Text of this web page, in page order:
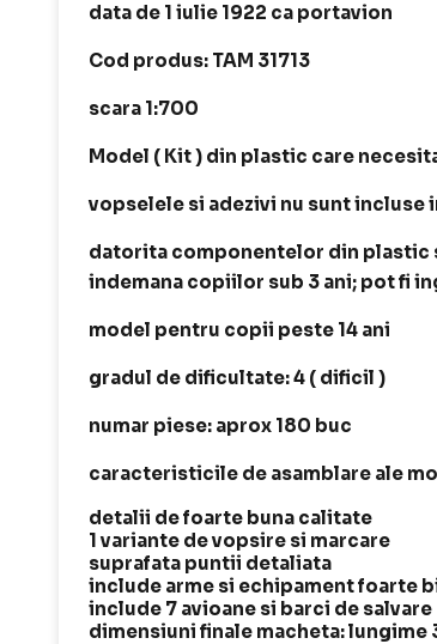
data de 1 iulie 1922 ca portavion
Cod produs: TAM 31713
scara 1:700
Model ( Kit ) din plastic care
vopselele si adezivi nu sunt incluse
datorita componentelor din plastic
indemana copiilor sub 3 ani; pot fi
model pentru copii peste 14 ani
gradul de dificultate: 4 ( dificil )
numar piese: aprox 180 buc
caracteristicile de asamblare ale
detalii de foarte buna calitate
1 variante de vopsire si marcare
suprafata puntii detaliata
include arme si echipament foarte
include 7 avioane si barci de salvare
dimensiuni finale macheta: lungime